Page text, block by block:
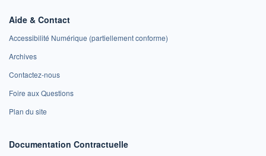
Aide & Contact
Accessibilité Numérique (partiellement conforme)
Archives
Contactez-nous
Foire aux Questions
Plan du site
Documentation Contractuelle